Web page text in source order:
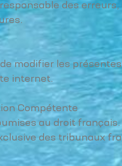
des
modifier les
internet.
Compétente
au droit
des tribunaux